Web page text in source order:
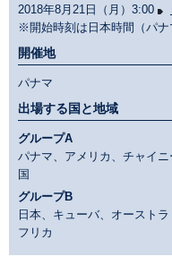
2018年8月21日（月）3:00
※開始時刻は日本時間（パナ
開催地
パナマ
出場する国と地域
グループA
パナマ、アメリカ、チャイ
国
グループB
日本、キューバ、オースト
フリカ